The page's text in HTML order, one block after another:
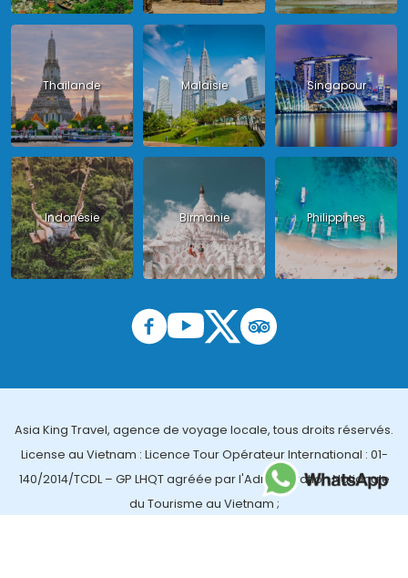
Thailande Malaisie Singapour
Indonésie Birmanie Philippines
Asia King Travel, agence de voyage locale, tous droits réservés.
License au Vietnam : Licence Tour Opérateur International : 01-
140/2014/TCDL – GP LHQT agréée par l'Administration Nationale
du Tourisme au Vietnam ;